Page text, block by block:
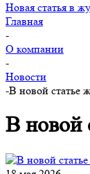
Новая статья в
Главная
-
О компании
-
Новости
-В новой
В новой